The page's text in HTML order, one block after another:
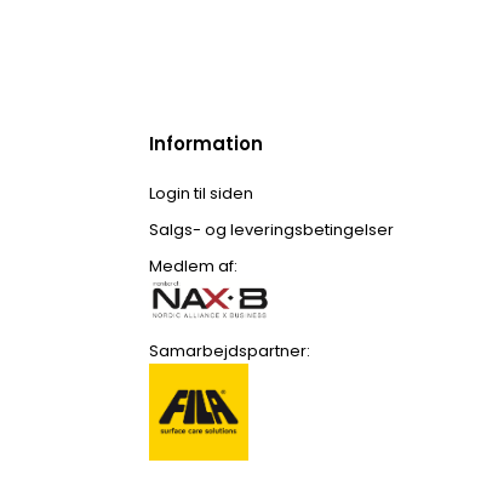
Information
Login til siden
Salgs- og leveringsbetingelser
Medlem af:
Samarbejdspartner: